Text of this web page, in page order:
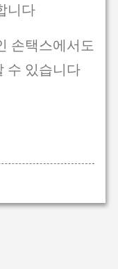
니다
손택스에서도
수 있습니다